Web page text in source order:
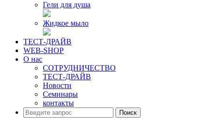
Гели для душа
Жидкое мыло
ТЕСТ-ДРАЙВ
WEB-SHOP
О нас
СОТРУДНИЧЕСТВО
ТЕСТ-ДРАЙВ
Новости
Семинары
контакты
Поиск